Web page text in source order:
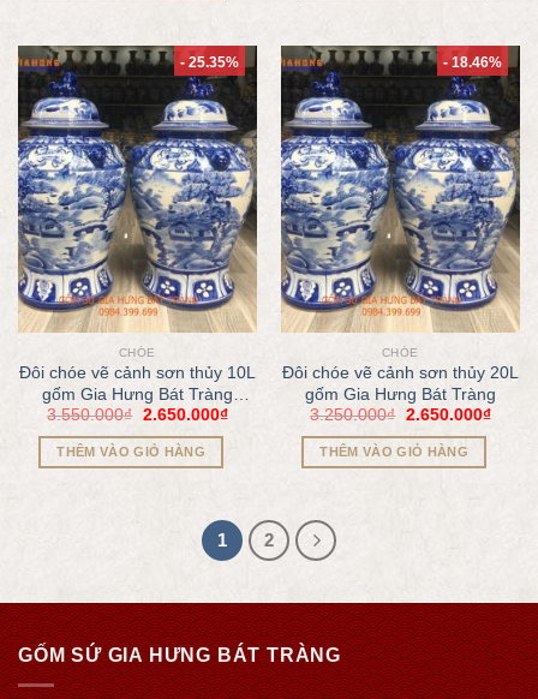
- 25.35%
CHÓE
Đôi chóe vẽ cảnh sơn thủy 10L
gốm Gia Hưng Bát Tràng
C50053
3.550.000₫ 2.650.000₫
THÊM VÀO GIỎ HÀNG
- 18.46%
CHÓE
Đôi chóe vẽ cảnh sơn thủy 20L
gốm Gia Hưng Bát Tràng
3.250.000₫ 2.650.000₫
THÊM VÀO GIỎ HÀNG
1 2
GỐM SỨ GIA HƯNG BÁT TRÀNG